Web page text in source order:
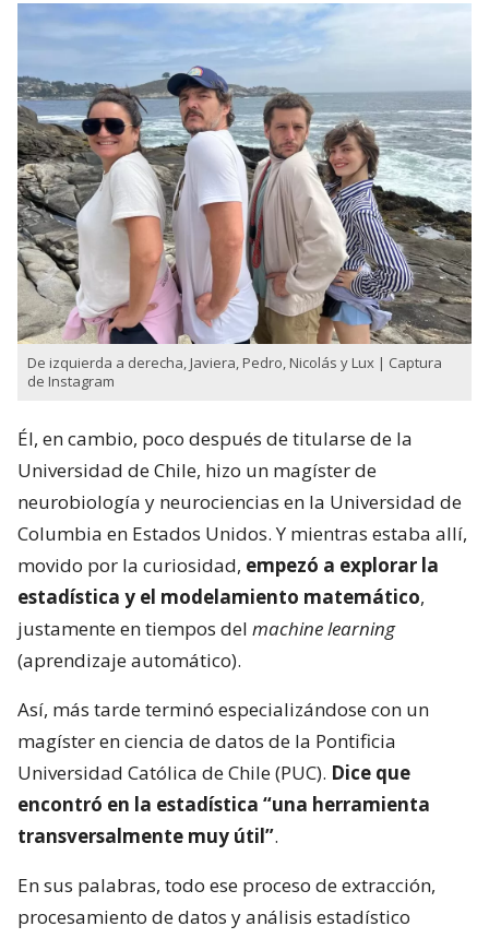
De izquierda a derecha, Javiera, Pedro, Nicolás y Lux | Captura
de Instagram
Él, en cambio, poco después de titularse de la
Universidad de Chile, hizo un magíster de
neurobiología y neurociencias en la Universidad de
Columbia en Estados Unidos. Y mientras estaba allí,
movido por la curiosidad, empezó a explorar la
estadística y el modelamiento matemático,
justamente en tiempos del machine learning
(aprendizaje automático).
Así, más tarde terminó especializándose con un
magíster en ciencia de datos de la Pontificia
Universidad Católica de Chile (PUC). Dice que
encontró en la estadística “una herramienta
transversalmente muy útil”.
En sus palabras, todo ese proceso de extracción,
procesamiento de datos y análisis estadístico